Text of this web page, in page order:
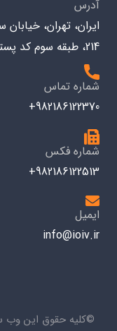
آدرس
ایران، تهران،
214، طبقه سوم کد پستی: 1533743914
شماره تماس
982186122370+
شماره فکس
982186122513+
ایمیل
info@ioiv.ir
©کلیه حقوق این وب